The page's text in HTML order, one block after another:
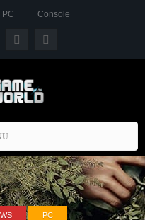
PC Console
PC